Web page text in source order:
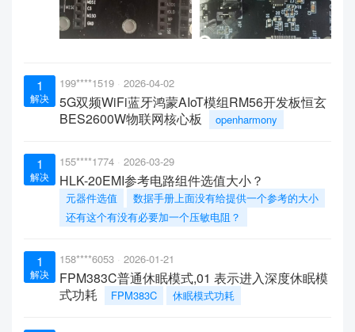
1
解决
199****1519 2026-04-02
5G双频WiFi蓝牙鸿蒙AIoT模组RM56开发板恒玄
BES2600W物联网核心板
openharmony
1
解决
155****1774 2026-03-29
HLK-20EMI参考电路组件选值大小？
元器件选值
数据手册上面没有给提供一个参考的大小
还有这个有没有必要加一个压敏电阻？
1
解决
158****6053 2026-01-21
FPM383C普通休眠模式,01 表示进入深度休眠模
式功耗
FPM383C 休眠模式功耗